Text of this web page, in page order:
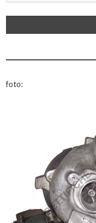
foto: